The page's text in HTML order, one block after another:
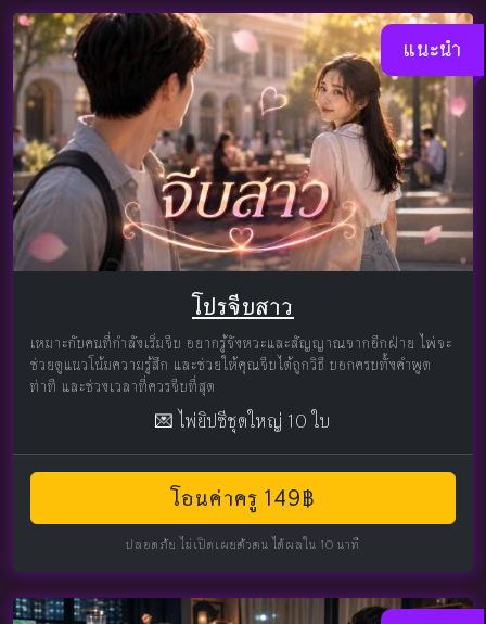
แนะนำ
โปรจีบสาว
เหมาะกับคนที่กำลังเริ่มจีบ อยากรู้จังหวะและสัญญาณจากอีกฝ่าย ไพ่จะ
ช่วยดูแนวโน้มความรู้สึก และช่วยให้คุณจีบได้ถูกวิธี บอกครบทั้งคำพูด
ท่าที และช่วงเวลาที่ควรจีบที่สุด
💌 ไพ่ยิปซีชุดใหญ่ 10 ใบ
โอนค่าครู 149฿
ปลอดภัย ไม่เปิดเผยตัวตน ได้ผลใน 10 นาที